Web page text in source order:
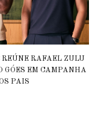
RAFAEL ZULU
GÓES EM CAMPANHA
PAIS